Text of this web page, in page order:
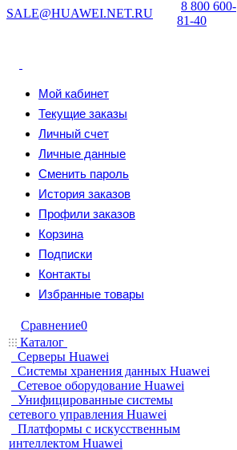
SALE@HUAWEI.NET.RU
8 800 600-
81-40
Мой кабинет
Текущие заказы
Личный счет
Личные данные
Сменить пароль
История заказов
Профили заказов
Корзина
Подписки
Контакты
Избранные товары
Сравнение0
Каталог
Серверы Huawei
Системы хранения данных Huawei
Сетевое оборудование Huawei
Унифицированные системы
сетевого управления Huawei
Платформы с искусственным
интеллектом Huawei